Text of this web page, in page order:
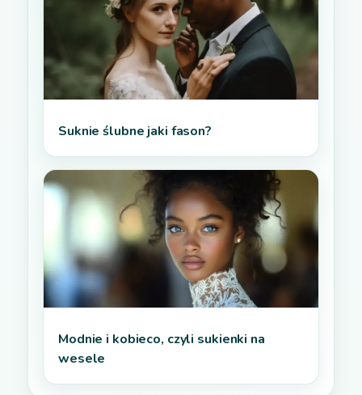
Suknie ślubne jaki fason?
Modnie i kobieco, czyli sukienki na
wesele